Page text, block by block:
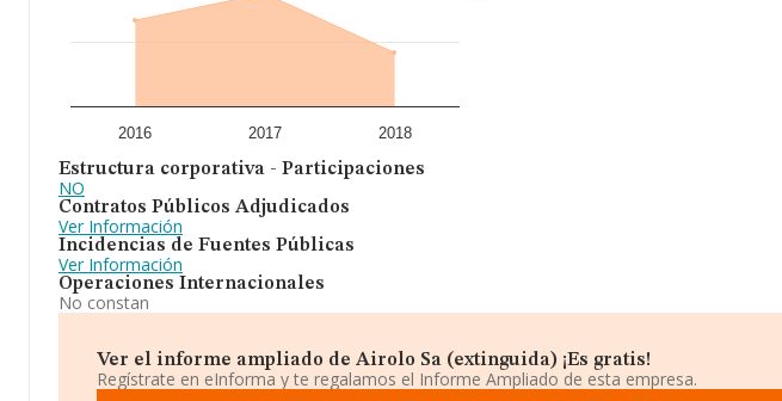
2016 2017 2018
Estructura corporativa - Participaciones
NO
Contratos Públicos Adjudicados
Ver Información
Incidencias de Fuentes Públicas
Ver Información
Operaciones Internacionales
No constan
Ver el informe ampliado de Airolo Sa (extinguida) ¡Es gratis!
Regístrate en eInforma y te regalamos el Informe Ampliado de esta empresa.